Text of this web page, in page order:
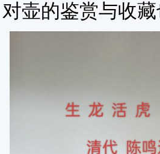
壶的鉴赏与收